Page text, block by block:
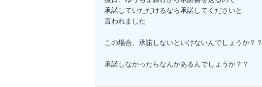
承諾していただけるなら承諾してくださいと
言われました
この場合、承諾しないといけないんでしょうか？？
承諾しなかったらなんかあるんでしょうか？？